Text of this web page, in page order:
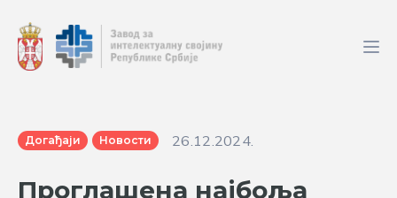
Догађаји Новости 26.12.2024.
Проглашена најбоља